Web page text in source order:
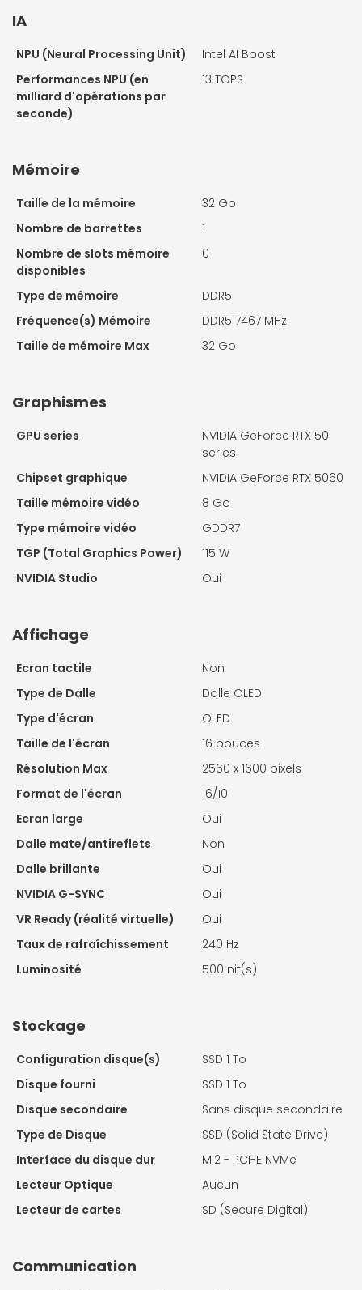
IA
NPU (Neural Processing Unit)
Intel AI Boost
Performances NPU (en
milliard d'opérations par
seconde)
13 TOPS
Mémoire
Taille de la mémoire
32 Go
Nombre de barrettes
1
Nombre de slots mémoire
disponibles
0
Type de mémoire
DDR5
Fréquence(s) Mémoire
DDR5 7467 MHz
Taille de mémoire Max
32 Go
Graphismes
GPU series
NVIDIA GeForce RTX 50
series
Chipset graphique
NVIDIA GeForce RTX 5060
Taille mémoire vidéo
8 Go
Type mémoire vidéo
GDDR7
TGP (Total Graphics Power)
115 W
NVIDIA Studio
Oui
Affichage
Ecran tactile
Non
Type de Dalle
Dalle OLED
Type d'écran
OLED
Taille de l'écran
16 pouces
Résolution Max
2560 x 1600 pixels
Format de l'écran
16/10
Ecran large
Oui
Dalle mate/antireflets
Non
Dalle brillante
Oui
NVIDIA G-SYNC
Oui
VR Ready (réalité virtuelle)
Oui
Taux de rafraîchissement
240 Hz
Luminosité
500 nit(s)
Stockage
Configuration disque(s)
SSD 1 To
Disque fourni
SSD 1 To
Disque secondaire
Sans disque secondaire
Type de Disque
SSD (Solid State Drive)
Interface du disque dur
M.2 - PCI-E NVMe
Lecteur Optique
Aucun
Lecteur de cartes
SD (Secure Digital)
Communication